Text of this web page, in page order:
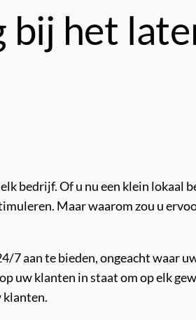
het
bedrijf. Of u nu een klein lokaal
Maar waarom zou u
aan te bieden, ongeacht waar
uw klanten in staat om op elk
klanten.